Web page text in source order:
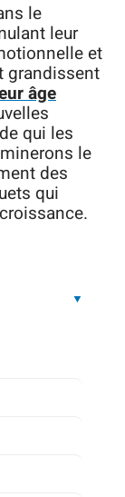
le
leur
et
grandissent
âge
qui les
le
des
qui